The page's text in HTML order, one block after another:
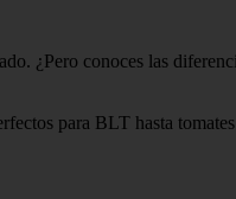
¿Pero conoces las
para BLT hasta